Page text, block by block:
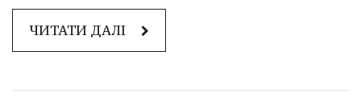
ЧИТАТИ ДАЛІ